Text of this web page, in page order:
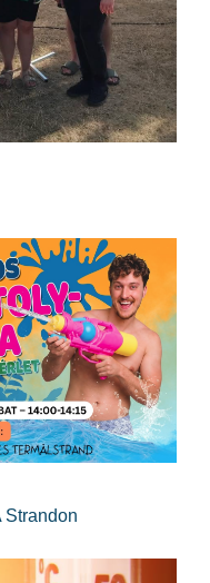
Strandon